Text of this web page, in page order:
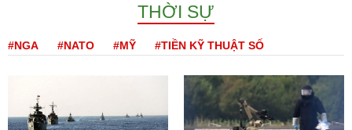
THỜI SỰ
#NGA #NATO #MỸ #TIỀN KỸ THUẬT SỐ